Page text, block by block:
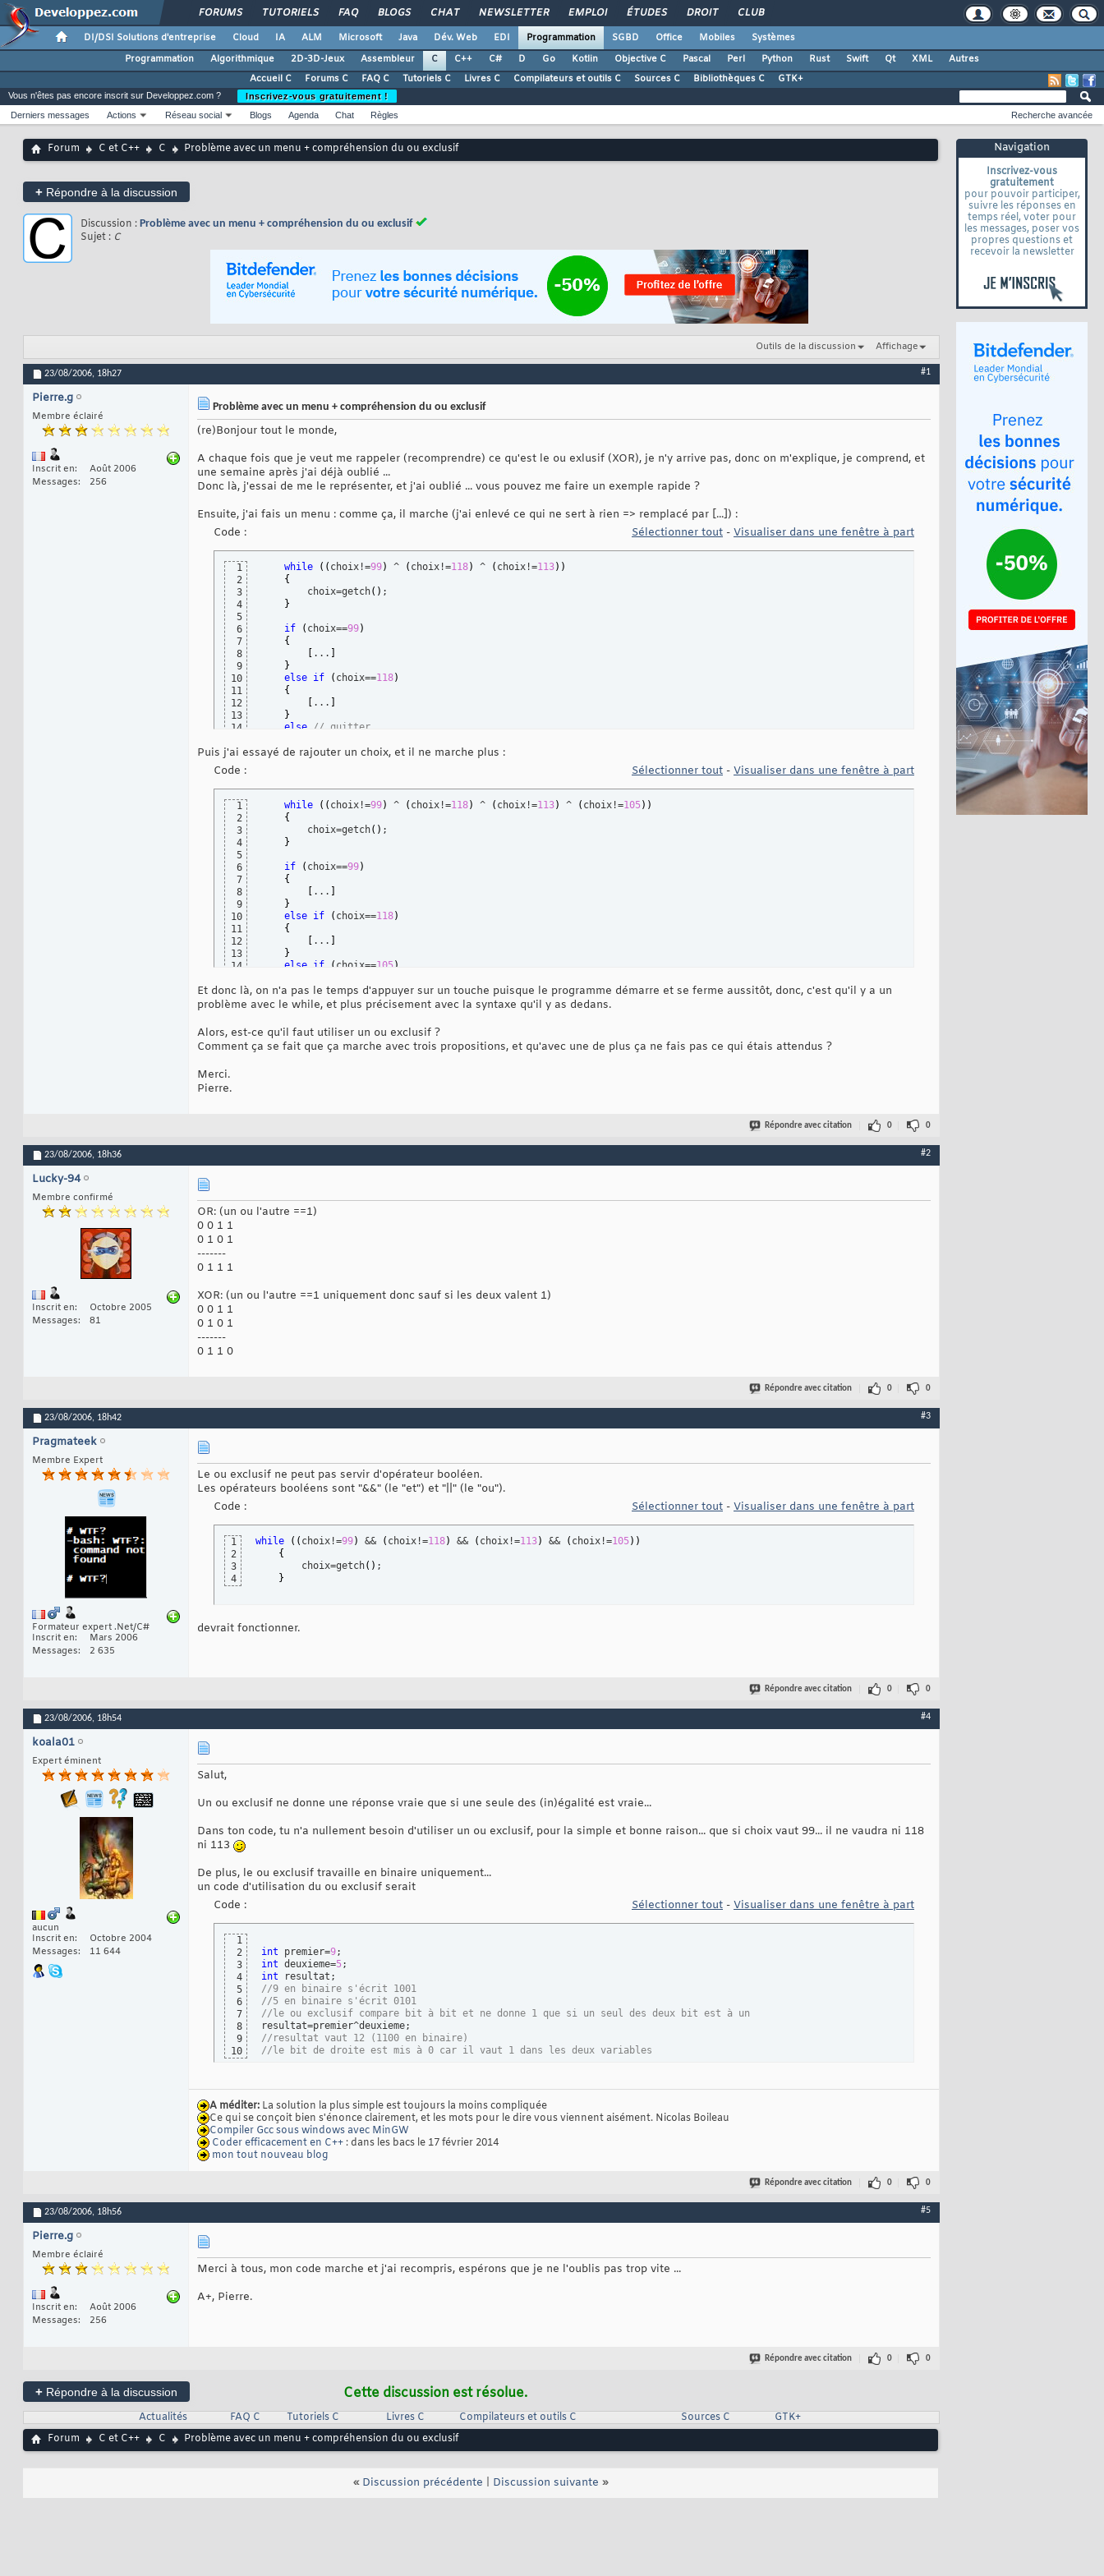
FORUMS TUTORIELS FAQ BLOGS CHAT NEWSLETTER EMPLOI ÉTUDES DROIT CLUB
DI/DSI Solutions d'entreprise Cloud IA ALM Microsoft Java Dév. Web EDI Programmation SGBD Office Mobiles
Systèmes
Programmation
Algorithmique 2D-3D-Jeux Assembleur C C++ C# D Go Kotlin Objective C Pascal Perl Python Rust Swift Qt XML
Autres
Accueil C
Forums C FAQ C Tutoriels C Livres C Compilateurs et outils C Sources C Bibliothèques C GTK+
Navigation
Inscrivez-vous
gratuitement
pour pouvoir participer,
suivre les réponses en
temps réel, voter pour
les messages, poser vos
propres questions et
recevoir la newsletter
Vous n'êtes pas encore inscrit sur Developpez.com ?
Inscrivez-vous gratuitement !
Derniers messages
Actions Réseau social Blogs Agenda Chat Règles Recherche avancée
Forum C et C++ C Problème avec un menu + compréhension du ou exclusif
+ Répondre à la discussion
Discussion : Problème avec un menu + compréhension du ou exclusif
Sujet : C
Outils de la discussion Affichage
23/08/2006, 18h27 #1
Pierre.g
Membre éclairé
Inscrit en
Août 2006
Messages
256
Problème avec un menu + compréhension du ou exclusif
(re)Bonjour tout le monde,
A chaque fois que je veut me rappeler (recomprendre) ce qu'est le ou exlusif (XOR), je n'y arrive pas, donc on m'explique, je comprend, et
une semaine après j'ai déjà oublié ...
Donc là, j'essai de me le représenter, et j'ai oublié ... vous pouvez me faire un exemple rapide ?
Ensuite, j'ai fais un menu : comme ça, il marche (j'ai enlevé ce qui ne sert à rien => remplacé par [...]) :
Code :
Sélectionner tout - Visualiser dans une fenêtre à part
1
2
3
4
5
6
7
8
9
10
11
12
13
14
16
17
while ( ( choix!=99) ^ ( choix!=118) ^ ( choix!=113) )
{
        choix=getch
( ) ;
}
if ( choix==99)
{
...
}
else if ( choix==118)
{
...
}
else
// quitter
return 0;
Puis j'ai essayé de rajouter un choix, et il ne marche plus :
Code :
Sélectionner tout - Visualiser dans une fenêtre à part
1
2
3
4
5
6
7
8
9
10
11
12
13
14
16
17
19
21
while ( ( choix!=99) ^ ( choix!=118) ^ ( choix!=113) ^ ( choix!=105) )
{
        choix=getch
( ) ;
}
if ( choix==99)
{
...
}
else if ( choix==118)
{
...
}
else if ( choix==105)
[
...]
}
{
return 0
}
Et donc là, on n'a pas le temps d'appuyer sur un touche puisque le programme démarre et se ferme aussitôt, donc, c'est qu'il y a un
problème avec le while, et plus précisement avec la syntaxe qu'il y as dedans.
Alors, est-ce qu'il faut utiliser un ou exclusif ?
Comment ça se fait que ça marche avec trois propositions, et qu'avec une de plus ça ne fais pas ce qui étais attendus ?
Merci.
Pierre.
Répondre avec citation 0 0
23/08/2006, 18h36 #2
Lucky-94
Membre confirmé
Inscrit en
Octobre 2005
Messages
81
OR: (un ou l'autre ==1)
0 0 1 1
0 1 0 1
-------
0 1 1 1
XOR: (un ou l'autre ==1 uniquement donc sauf si les deux valent 1)
0 0 1 1
0 1 0 1
-------
0 1 1 0
Répondre avec citation 0 0
23/08/2006, 18h42 #3
Pragmateek
Membre Expert
Formateur expert .Net/C#
Inscrit en
Mars 2006
Messages
2 635
Le ou exclusif ne peut pas servir d'opérateur booléen.
Les opérateurs booléens sont "&&" (le "et") et "||" (le "ou").
Code :
Sélectionner tout - Visualiser dans une fenêtre à part
1
2
3
4
while ( ( choix!=99) && ( choix!=118) && ( choix!=113) && ( choix!=105) )
{
        choix=getch
( ) ;
}
devrait fonctionner.
Répondre avec citation 0 0
23/08/2006, 18h54 #4
koala01
Expert éminent
aucun
Inscrit en
Octobre 2004
Messages
11 644
Salut,
Un ou exclusif ne donne une réponse vraie que si une seule des (in)égalité est vraie...
Dans ton code, tu n'a nullement besoin d'utiliser un ou exclusif, pour la simple et bonne raison... que si choix vaut 99... il ne vaudra ni 118
ni 113
De plus, le ou exclusif travaille en binaire uniquement...
un code d'utilisation du ou exclusif serait
Code :
Sélectionner tout - Visualiser dans une fenêtre à part
1
2
3
4
5
6
7
8
9
10
int premier=9
int deuxieme=5
int
//9 en binaire s'écrit 1001
//5 en binaire s'écrit 0101
//le ou exclusif compare bit à bit et ne donne 1 que si un seul des deux bit est à un
//resultat vaut 12 (1100 en binaire)
//le bit de droite est mis à 0 car il vaut 1 dans les deux variables
A méditer: La solution la plus simple est toujours la moins compliquée
Ce qui se conçoit bien s'énonce clairement, et les mots pour le dire vous viennent aisément. Nicolas Boileau
Compiler Gcc sous windows avec MinGW
Coder efficacement en C++ : dans les bacs le 17 février 2014
mon tout nouveau blog
Répondre avec citation 0 0
23/08/2006, 18h56 #5
Pierre.g
Membre éclairé
Inscrit en
Août 2006
Messages
256
Merci à tous, mon code marche et j'ai recompris, espérons que je ne l'oublis pas trop vite ...
A+, Pierre.
Répondre avec citation 0 0
+ Répondre à la discussion Cette discussion est résolue.
Actualités FAQ C Tutoriels C Livres C Compilateurs et outils C Sources C
GTK+
Forum
C et C++ C Problème avec un menu + compréhension du ou exclusif
« Discussion précédente Discussion suivante »